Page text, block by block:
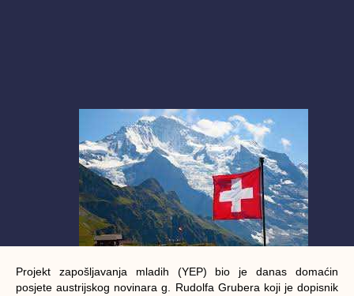
Projekt zapošljavanja mladih (YEP) bio je danas domaćin
posjete austrijskog novinara g. Rudolfa Grubera koji je dopisnik